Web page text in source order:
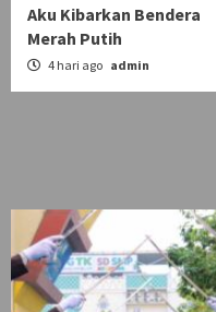
Aku Kibarkan Bendera
Merah Putih
4 hari ago admin